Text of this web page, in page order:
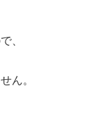
、
ん。